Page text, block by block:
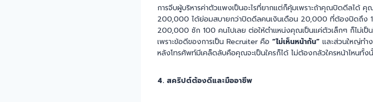
การจีบผู้บริหารค่าตัวแพงเป็นอะไรที่ยากแต่ก็คุ้มเพราะถ้าคุณปิดดีลได้
200,000 ได้ย่อมสบายกว่าปิดดีลคนเงินเดือน 20,000 ที่ต้องปิดถึง
200,000 ซัก 100 คนไปเลย ต่อให้ตำแหน่งคุณเป็นแค่ตัวเล็กๆ ก็ไม่เป็
เพราะข้อดีของการเป็น Recruiter คือ “ไม่เห็นหน้ากัน” และส่วนใหญ่ทำ
หลังโทรศัพท์มีเคล็ดลับคือคุณจะเป็นใครก็ได้ ไม่ต้องกลัวใครหน้าไหนทั้ง
4. สคริปต์ต้องดีและมืออาชีพ